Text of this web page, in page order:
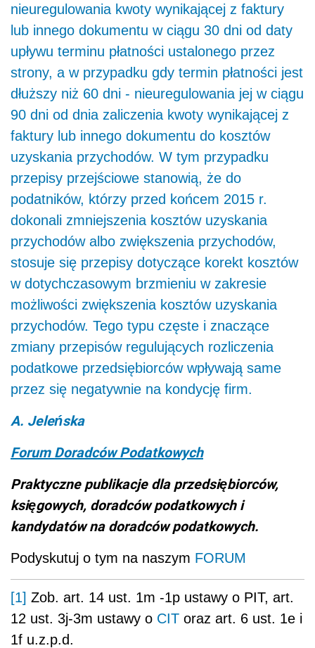
nieuregulowania kwoty wyni­kającej z faktury
lub innego dokumentu w ciągu 30 dni od daty
upływu terminu płatności ustalonego przez
strony, a w przypadku gdy termin płatności jest
dłuższy niż 60 dni - nieuregulowania jej w ciągu
90 dni od dnia zaliczenia kwoty wynikającej z
faktury lub innego dokumentu do kosztów
uzyskania przychodów. W tym przypadku
przepisy przejściowe stanowią, że do
podatników, którzy przed końcem 2015 r.
dokonali zmniejszenia kosztów uzyskania
przychodów albo zwiększenia przychodów,
stosuje się przepisy dotyczące korekt kosztów
w dotychczasowym brzmieniu w zakresie
możliwości zwiększenia kosztów uzyskania
przychodów. Tego typu częste i znaczące
zmiany przepisów regulujących rozliczenia
podatkowe przedsiębiorców wpływają same
przez się negatywnie na kondycję firm.
A. Jeleńska
Forum Doradców Podatkowych
Praktyczne publikacje dla przedsiębiorców,
księgowych, doradców podatkowych i
kandydatów na doradców podatkowych.
Podyskutuj o tym na naszym FORUM
[1] Zob. art. 14 ust. 1m -1p ustawy o PIT, art.
12 ust. 3j-3m ustawy o CIT oraz art. 6 ust. 1e i
1f u.z.p.d.